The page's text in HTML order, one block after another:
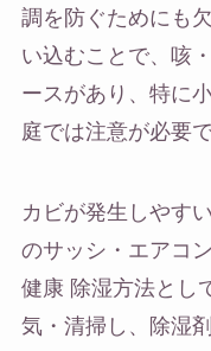
調を防ぐためにも
い込むことで、咳
ースがあり、特に
庭では注意が必要で
カビが発生しやす
のサッシ・エアコ
健康 除湿方法とし
気・清掃し、除湿